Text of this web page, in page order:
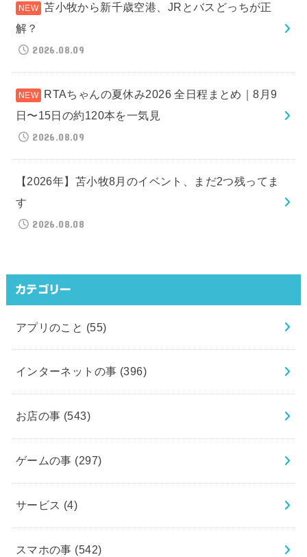
苫小牧から新千歳空港、JRとバスどっちが正
解？
2026.08.09
RTAちゃんの夏休み2026 全日程まとめ｜8月9
日〜15日の約120本を一気見
2026.08.09
【2026年】苫小牧8月のイベント、まだ2つ残ってま
す
2026.08.08
カテゴリー
アプリのこと (55)
インターネットの事 (396)
お店の事 (543)
ゲームの事 (297)
サービス (4)
スマホの事 (542)